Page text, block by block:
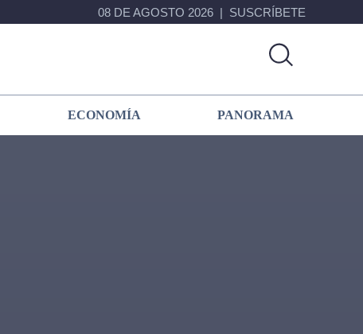
08 DE AGOSTO 2026 SUSCRÍBETE
ECONOMÍA PANORAMA